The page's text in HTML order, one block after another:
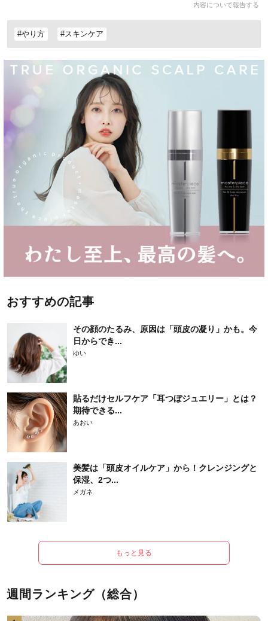
内容について報告する
#やり方 #スキンケア
おすすめの記事
その顔のたるみ、原因は「頭皮の凝り」かも。今
日からでき...
ゆい
貼るだけセルフケア「耳つぼジュエリー」とは？
期待できる...
あおい
美髪は「頭皮オイルケア」から！クレンジングと
保湿、2つ...
メガネ
もっと見る
週間ランキング（総合）